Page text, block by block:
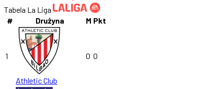
Tabela La Liga
#
Drużyna M Pkt
1
Athletic Club
0 0